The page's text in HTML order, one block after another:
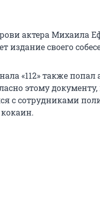
актера Михаила
издание своего
«112» также попал
этому
с сотрудниками